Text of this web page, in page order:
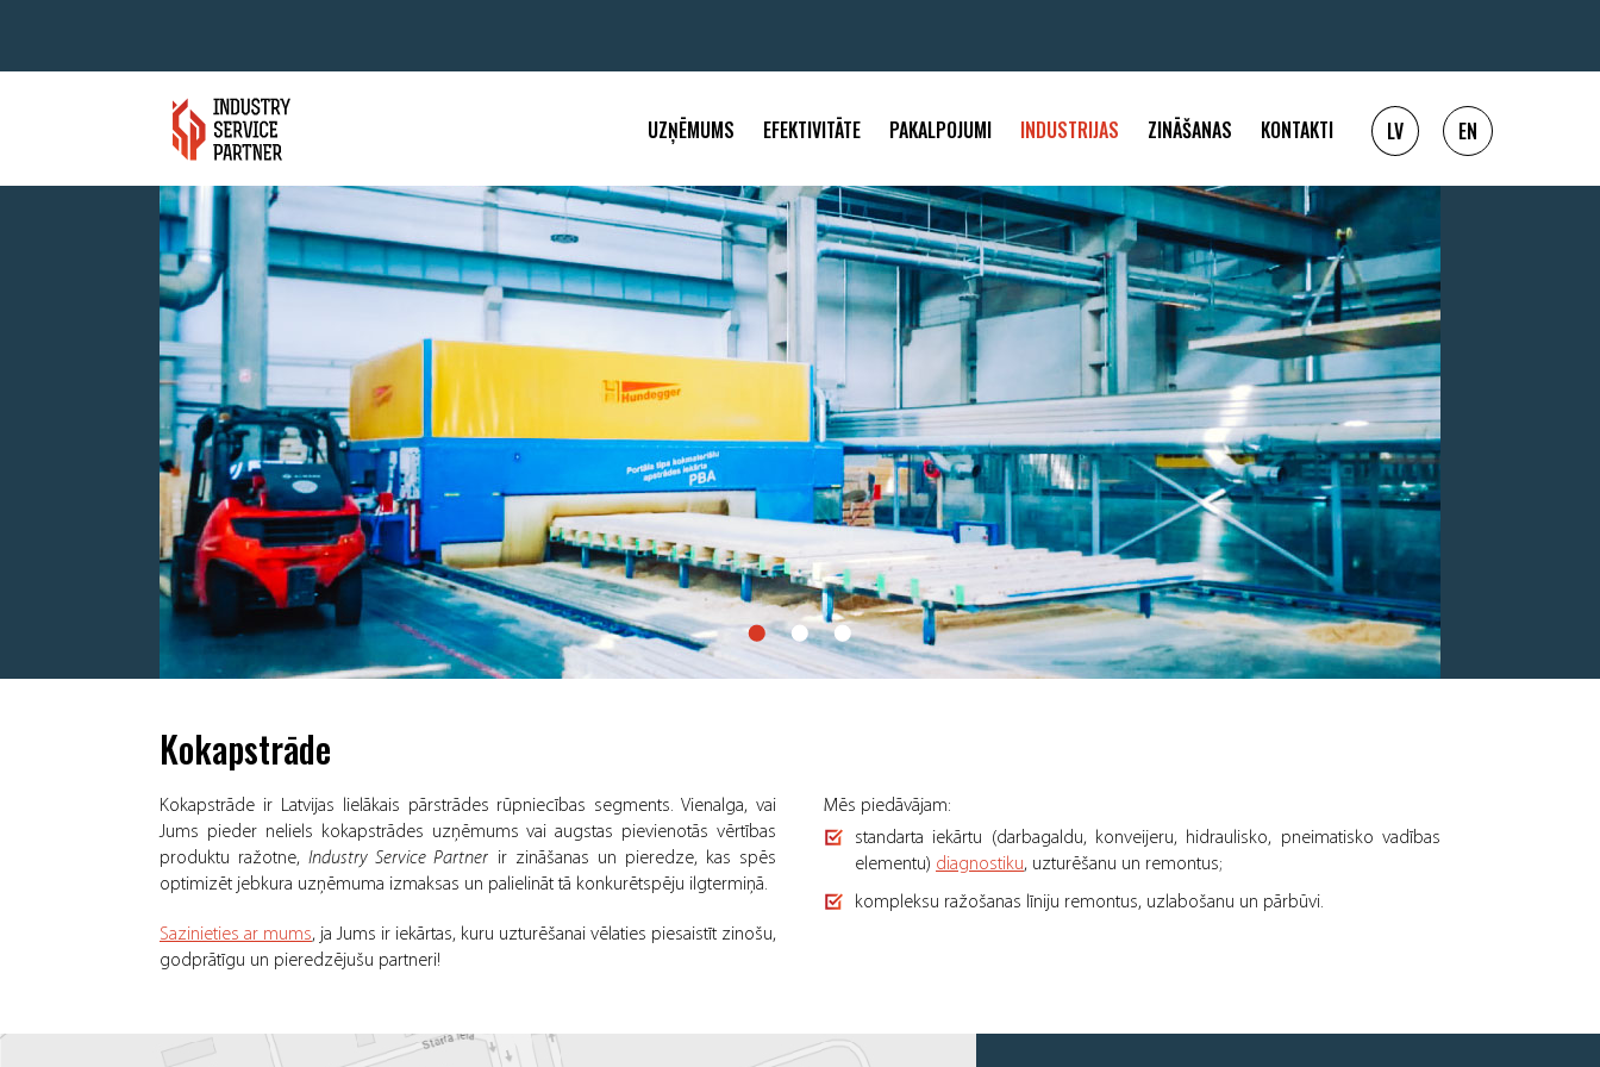
LV EN
UZŅĒMUMS EFEKTIVITĀTE PAKALPOJUMI INDUSTRIJAS ZINĀŠANAS KONTAKTI
Kokapstrāde
Kokapstrāde ir Latvijas lielākais pārstrādes rūpniecības segments. Vienalga, vai
Jums pieder neliels kokapstrādes uzņēmums vai augstas pievienotās vērtības
produktu ražotne,Industry Service Partner ir zināšanas un pieredze, kas spēs
optimizēt jebkura uzņēmuma izmaksas un palielināt tā konkurētspēju ilgtermiņā.
Sazinieties ar mums, ja Jums ir iekārtas, kuru uzturēšanai vēlaties piesaistīt zinošu,
godprātīgu un pieredzējušu partneri!
Mēs piedāvājam:
standarta iekārtu (darbagaldu, konveijeru, hidraulisko, pneimatisko vadības
elementu) diagnostiku, uzturēšanu un remontus;
kompleksu ražošanas līniju remontus, uzlabošanu un pārbūvi.